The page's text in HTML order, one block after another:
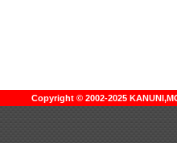
Copyright © 2002-2025